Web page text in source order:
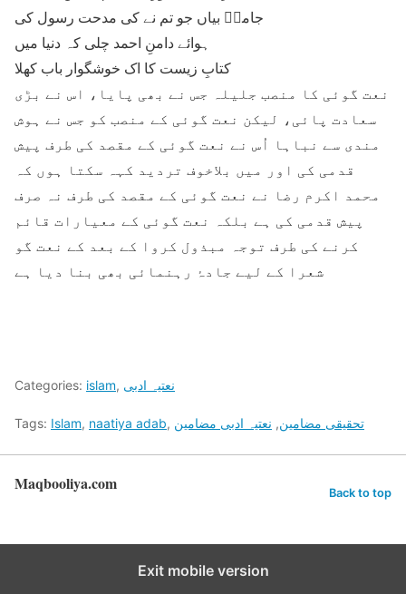
جامیؔ بیاں جو تم نے کی مدحت رسول کی
ہوائے دامنِ احمد چلی کہ دنیا میں
کتابِ زیست کا اک خوشگوار باب کھلا
نعت گوئی کا منصب جلیلہ جس نے بھی پایا، اس نے بڑی
سعادت پائی، لیکن نعت گوئی کے منصب کو جس نے ہوش
مندی سے نباہا اُس نے نعت گوئی کے مقصد کی طرف پیش
قدمی کی اور میں بلاخوف تردید کہہ سکتا ہوں کہ
محمد اکرم رضا نے نعت گوئی کے مقصد کی طرف نہ صرف
پیش قدمی کی ہے بلکہ نعت گوئی کے معیارات قائم
کرنے کی طرف توجہ مبذول کروا کے بعد کے نعت گو
شعرا کے لیے جادۂ رہنمائی بھی بنا دیا ہے
Categories: islam, نعتیہ ادبی
Tags: Islam, naatiya adab, تحقیقی مضامین, نعتیہ ادبی مضامین
Maqbooliya.com Back to top
Exit mobile version